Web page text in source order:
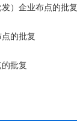
）企业布点的批复
的批复
批复